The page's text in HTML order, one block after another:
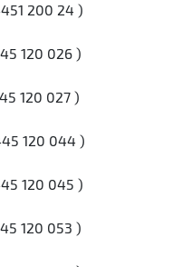
200 24 )
120 026 )
120 027 )
120 044 )
120 045 )
120 053 )